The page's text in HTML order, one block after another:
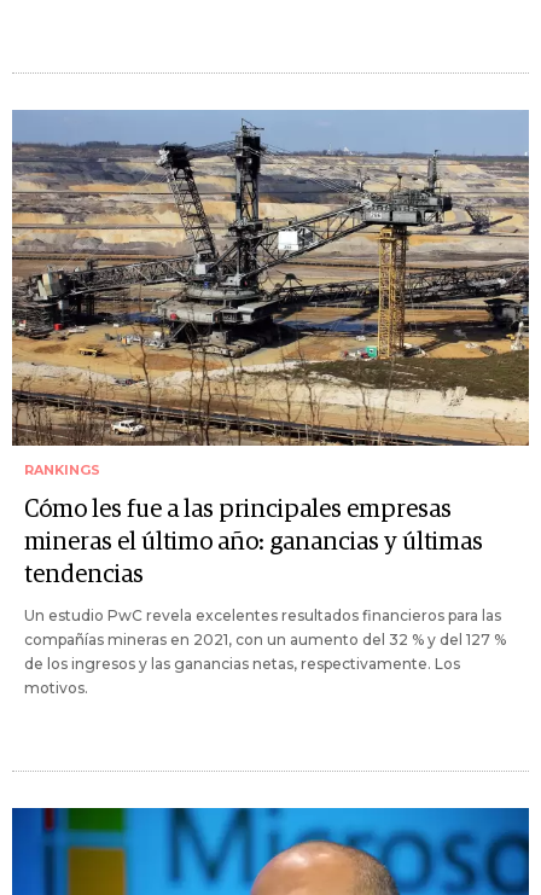
RANKINGS
Cómo les fue a las principales empresas
mineras el último año: ganancias y últimas
tendencias
Un estudio PwC revela excelentes resultados financieros para las
compañías mineras en 2021, con un aumento del 32 % y del 127 %
de los ingresos y las ganancias netas, respectivamente. Los
motivos.